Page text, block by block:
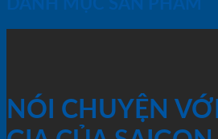
DANH MỤC SẢN PHẨM
NÓI CHUYỆN